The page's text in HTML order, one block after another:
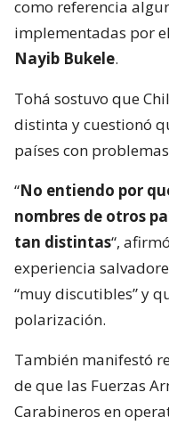
como referencia
implementadas por
Nayib Bukele.
Tohá sostuvo que
distinta y cuestionó
países con
“No entiendo por
nombres de otros
tan distintas“,
experiencia
“muy discutibles” y
polarización.
También manifestó
de que las Fuerzas
Carabineros en